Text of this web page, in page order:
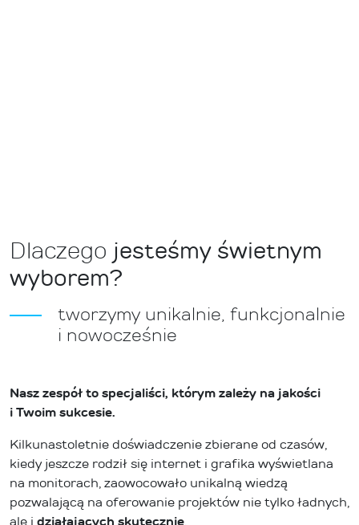
Dlaczego jesteśmy świetnym
wyborem?
tworzymy unikalnie, funkcjonalnie
i nowocześnie
Nasz zespół to specjaliści, którym zależy na jakości
i Twoim sukcesie.
Kilkunastoletnie doświadczenie zbierane od czasów,
kiedy jeszcze rodził się internet i grafika wyświetlana
na monitorach, zaowocowało unikalną wiedzą
pozwalającą na oferowanie projektów nie tylko ładnych,
ale i działających skutecznie.